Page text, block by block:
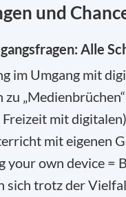
und
Alle
im Umgang mit
zu
mit
mit eigenen
your own device =
sich trotz der